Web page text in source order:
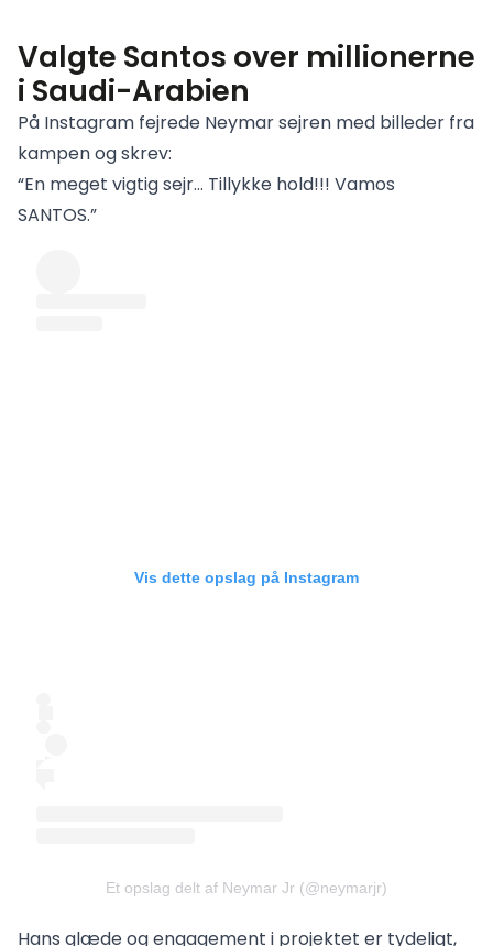
Valgte Santos over millionerne
i Saudi-Arabien
På Instagram fejrede Neymar sejren med billeder fra
kampen og skrev:
“En meget vigtig sejr… Tillykke hold!!! Vamos
SANTOS.”
Vis dette opslag på Instagram
Et opslag delt af Neymar Jr (@neymarjr)
Hans glæde og engagement i projektet er tydeligt,